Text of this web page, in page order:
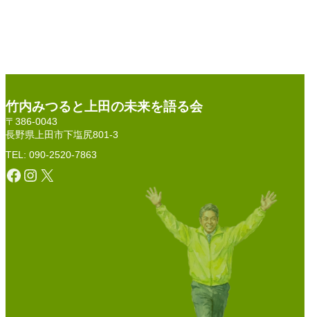
竹内みつると上田の未来を語る会
〒386-0043
長野県上田市下塩尻801-3
TEL: 090-2520-7863
Facebook Instagram X